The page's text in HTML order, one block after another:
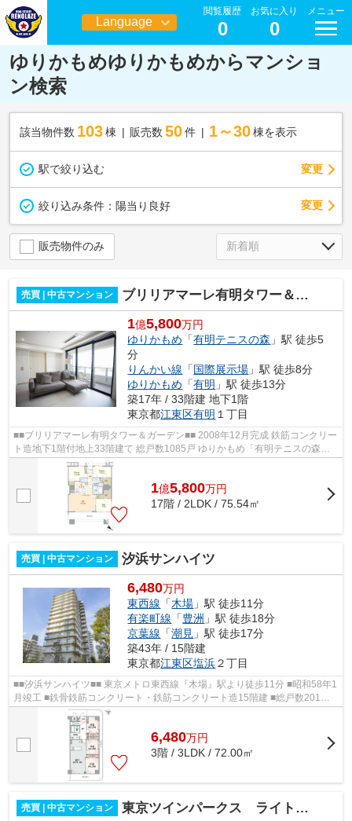
Language
日本語
閲覧履歴
0
お気に入り
0
メニュー
ゆりかもめゆりかもめからマンショ
ン検索
該当物件数 103棟 販売数 50 件 1～30 棟を表示
駅で絞り込む 変更
絞り込み条件： 陽当り良好 変更
販売物件のみ
売買 | 中古マンション ブリリアマーレ有明タワー＆ガーデン
1億5,800万円
ゆりかもめ 「有明テニスの森 」駅 徒歩5
分
りんかい線 「国際展示場 」駅 徒歩8分
ゆりかもめ 「有明 」駅 徒歩13分
築17年 / 33階建 地下1階
東京都江東区有明 １丁目
■■ブリリアマーレ有明タワー＆ガーデン■■ 2008年12月完成 鉄筋コンクリー
ト造地下1階付地上33階建て 総戸数1085戸 ゆりかもめ「有明テニスの森」
駅徒歩5分 りんかい線「国際展示場」...
1億5,800万円
17階 / 2LDK / 75.54㎡
売買 | 中古マンション 汐浜サンハイツ
6,480万円
東西線 「木場 」駅 徒歩11分
有楽町線 「豊洲 」駅 徒歩18分
京葉線 「潮見 」駅 徒歩17分
築43年 / 15階建
東京都江東区塩浜２丁目
■■汐浜サンハイツ■■ 東京メトロ東西線『木場』駅より徒歩11分 ■昭和58年1
月竣工 ■鉄骨鉄筋コンクリート・鉄筋コンクリート造15階建 ■総戸数201戸 ■
エレベーター完備 ■駐車場完備 ■バ...
6,480万円
3階 / 3LDK / 72.00㎡
売買 | 中古マンション 東京ツインパークス ライトウイング